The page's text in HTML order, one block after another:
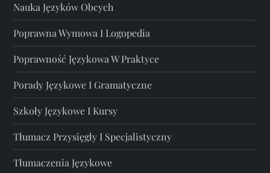
Nauka Języków Obcych
Poprawna Wymowa I Logopedia
Poprawność Językowa W Praktyce
Porady Językowe I Gramatyczne
Szkoły Językowe I Kursy
Tłumacz Przysięgły I Specjalistyczny
Tłumaczenia Językowe